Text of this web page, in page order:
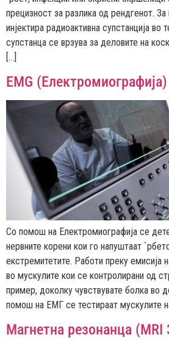
прецизност за разлика од рендгенот.
инјектира радиоактивна супстанција во
супстанца се врзува за деловите на
[…]
EMG (Електромиографија)
Со помош на Електромиографија се
нервните корени кои го напуштаат
екстремитетите. Работи преку емисија
во мускулите кои се контролирани од
пример, доколку чувствувате болка во
помош на ЕМГ се тестираат мускулите
Магнетна резонанца (MRI